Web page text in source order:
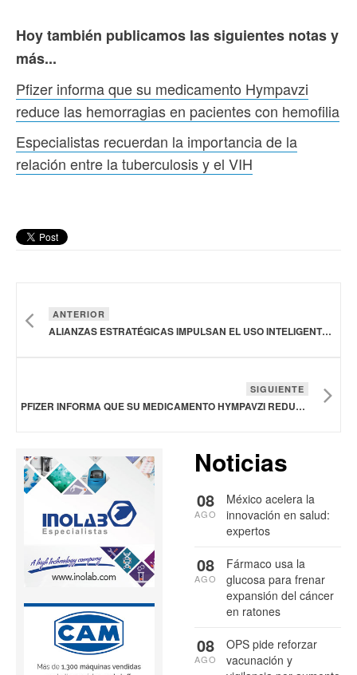
Hoy también publicamos las siguientes notas y
más...
Pfizer informa que su medicamento Hympavzi
reduce las hemorragias en pacientes con hemofilia
Especialistas recuerdan la importancia de la
relación entre la tuberculosis y el VIH
ANTERIOR
ALIANZAS ESTRATÉGICAS IMPULSAN EL USO INTELIGENTE DE DATOS PARA TRANSFORMAR LA SALUD PÚBLICA EN LA CIUDAD DE MÉXICO
SIGUIENTE
PFIZER INFORMA QUE SU MEDICAMENTO HYMPAVZI REDUCE LAS HEMORRAGIAS EN PACIENTES CON HEMOFILIA
Noticias
México acelera la
innovación en salud:
expertos
08
AGO
Fármaco usa la
glucosa para frenar
expansión del cáncer
en ratones
08
AGO
OPS pide reforzar
vacunación y
08
AGO